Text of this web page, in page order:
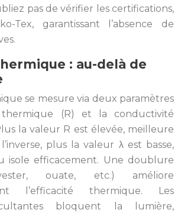
pas de vérifier les certifications,
Tex, garantissant l’absence de
: au-delà de
se mesure via deux paramètres
(R) et la conductivité
la valeur R est élevée, meilleure
plus la valeur λ est basse,
isole efficacement. Une doublure
ouate, etc.) améliore
l’efficacité thermique. Les
bloquent la lumière,